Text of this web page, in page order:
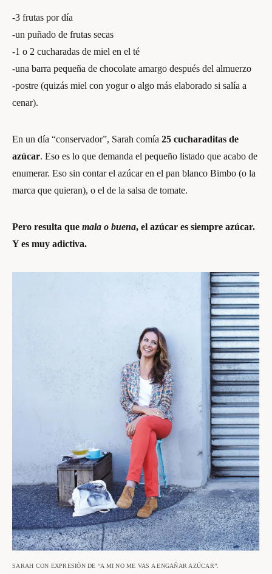
-3 frutas por día
-un puñado de frutas secas
-1 o 2 cucharadas de miel en el té
-una barra pequeña de chocolate amargo después del almuerzo
-postre (quizás miel con yogur o algo más elaborado si salía a
cenar).
En un día “conservador”, Sarah comía 25 cucharaditas de
azúcar. Eso es lo que demanda el pequeño listado que acabo de
enumerar. Eso sin contar el azúcar en el pan blanco Bimbo (o la
marca que quieran), o el de la salsa de tomate.
Pero resulta que mala o buena, el azúcar es siempre azúcar.
Y es muy adictiva.
SARAH CON EXPRESIÓN DE “A MI NO ME VAS A ENGAÑAR AZÚCAR”.